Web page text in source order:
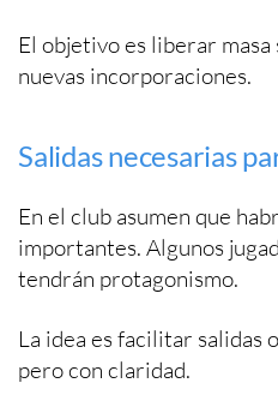
El objetivo es liberar
nuevas incorporaciones.
Salidas necesarias
En el club asumen que
importantes. Algunos
tendrán protagonismo.
La idea es facilitar salidas
pero con claridad.